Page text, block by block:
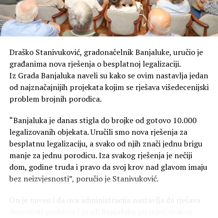
Draško Stanivuković, gradonačelnik Banjaluke, uručio je
građanima nova rješenja o besplatnoj legalizaciji.
Iz Grada Banjaluka naveli su kako se ovim nastavlja jedan
od najznačajnijih projekata kojim se rješava višedecenijski
problem brojnih porodica.
“Banjaluka je danas stigla do brojke od gotovo 10.000
legalizovanih objekata. Uručili smo nova rješenja za
besplatnu legalizaciju, a svako od njih znači jednu brigu
manje za jednu porodicu. Iza svakog rješenja je nečiji
dom, godine truda i pravo da svoj krov nad glavom imaju
bez neizvjesnosti”, poručio je Stanivuković.
On je naveo i da ova administracija nastavlja da rješava